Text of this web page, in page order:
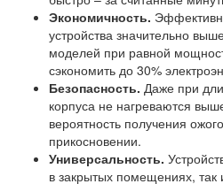
Экономичность.
устройства значительно
моделей при равной
сэкономить до 30%
Безопасность. Даже при
корпуса не нагреваются
вероятность получения
прикосновении.
Универсальность.
в закрытых помещениях, так